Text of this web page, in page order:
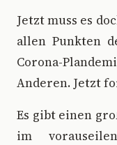
Jetzt muss es
allen Punkten
Corona-
Anderen. Jetzt
Es gibt einen
im